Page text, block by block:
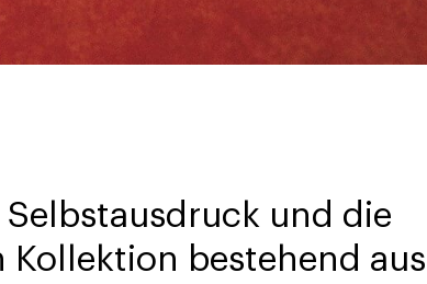
und die
bestehend aus